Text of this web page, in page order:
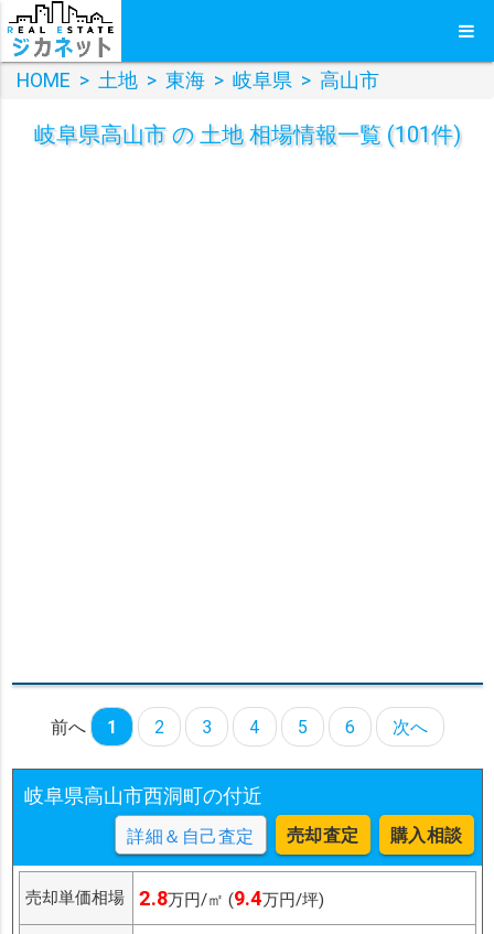
HOME > 土地 > 東海 > 岐阜県 > 高山市
岐阜県高山市 の 土地 相場情報一覧 (101件)
前へ 1 2 3 4 5 6 次へ
岐阜県高山市西洞町の付近
詳細＆自己査定 売却査定 購入相談
売却単価相場 2.8万円/㎡ (9.4万円/坪)